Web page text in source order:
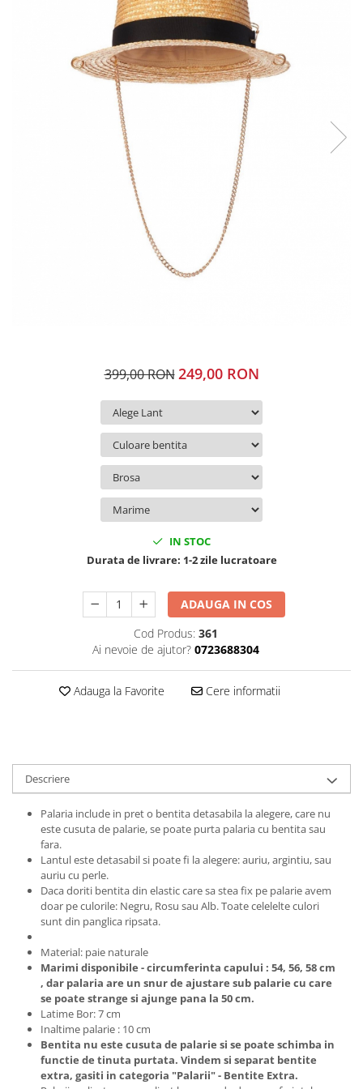
399,00 RON 249,00 RON
IN STOC
Durata de livrare: 1-2 zile lucratoare
ADAUGA IN COS
Cod Produs: 361
Ai nevoie de ajutor? 0723688304
Adauga la Favorite Cere informatii
Descriere
Palaria include in pret o bentita detasabila la alegere, care nu
este cusuta de palarie, se poate purta palaria cu bentita sau
fara.
Lantul este detasabil si poate fi la alegere: auriu, argintiu, sau
auriu cu perle.
Daca doriti bentita din elastic care sa stea fix pe palarie avem
doar pe culorile: Negru, Rosu sau Alb. Toate celelelte culori
sunt din panglica ripsata.
Material: paie naturale
Marimi disponibile - circumferinta capului : 54, 56, 58 cm
, dar palaria are un snur de ajustare sub palarie cu care
se poate strange si ajunge pana la 50 cm.
Latime Bor: 7 cm
Inaltime palarie : 10 cm
Bentita nu este cusuta de palarie si se poate schimba in
functie de tinuta purtata. Vindem si separat bentite
extra, gasiti in categoria "Palarii" - Bentite Extra.